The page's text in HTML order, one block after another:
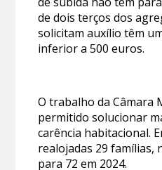
de dois terços dos
solicitam auxílio têm
inferior a 500 euros.
O trabalho da Câmara
permitido solucionar
carência habitacional.
realojadas 29 famílias,
para 72 em 2024.